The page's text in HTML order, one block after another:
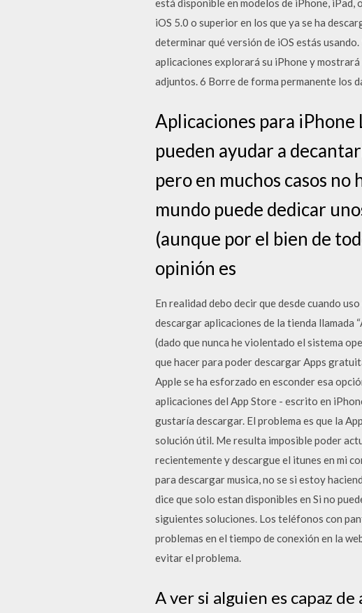
iOS 5.0 o superior en los que ya se ha
determinar qué versión de iOS estás
aplicaciones explorará su iPhone y
adjuntos. 6 Borre de forma permanente los
Aplicaciones para iPhone
pueden ayudar a
pero en muchos casos no
mundo puede dedicar
(aunque por el bien de
opinión es
En realidad debo decir que desde cuando
descargar aplicaciones de la tienda llamada
(dado que nunca he violentado el sistema
que hacer para poder descargar Apps
Apple se ha esforzado en esconder esa
aplicaciones del App Store - escrito en
gustaría descargar. El problema es que la
solución útil. Me resulta imposible poder
recientemente y descargue el itunes en mi
para descargar musica, no se si estoy
dice que solo estan disponibles en Si no
siguientes soluciones. Los teléfonos con
problemas en el tiempo de conexión en la
evitar el problema.
A ver si alguien es capaz